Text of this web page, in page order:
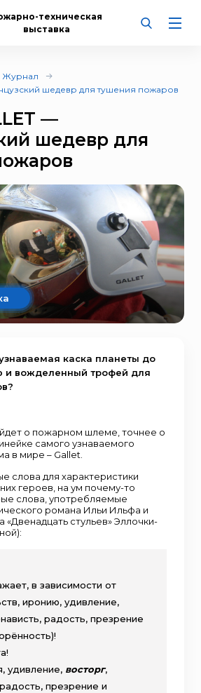
техническая
выставка
Журнал
шедевр для тушения пожаров
—
шедевр для
каска планеты до
и вожделенный трофей для
о пожарном шлеме, точнее о
самого узнаваемого
в мире – Gallet.
слова для характеристики
героев, на ум почему-то
слова, употребляемые
романа Ильи Ильфа и
«Двенадцать стульев» Эллочки-
в зависимости от
иронию, удивление,
радость, презрение
удивление, восторг,
презрение и